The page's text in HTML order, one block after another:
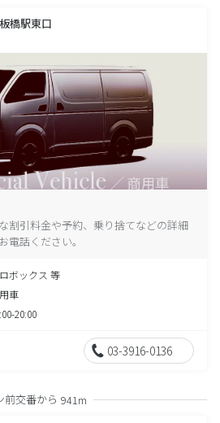
橋駅東口
割引料金や予約、乗り捨てなどの詳細
電話ください。
ボックス 等
車
20:00
03-3916-0136
前交番から 941m